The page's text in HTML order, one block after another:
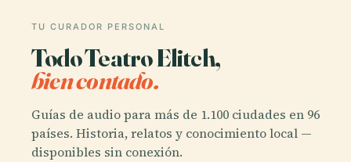
TU CURADOR PERSONAL
Todo Teatro Elitch,
bien contado.
Guías de audio para más de 1.100 ciudades en 96
países. Historia, relatos y conocimiento local —
disponibles sin conexión.